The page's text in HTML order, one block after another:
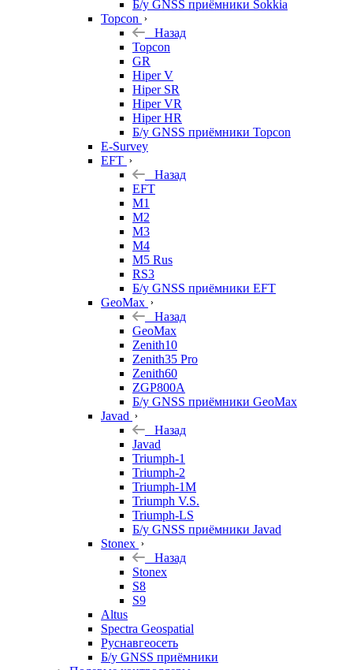
Б/у GNSS приёмники Sokkia
Topcon
Назад
Topcon
GR
Hiper V
Hiper SR
Hiper VR
Hiper HR
Б/у GNSS приёмники Topcon
E-Survey
EFT
Назад
EFT
M1
M2
M3
M4
M5 Rus
RS3
Б/у GNSS приёмники EFT
GeoMax
Назад
GeoMax
Zenith10
Zenith35 Pro
Zenith60
ZGP800A
Б/у GNSS приёмники GeoMax
Javad
Назад
Javad
Triumph-1
Triumph-2
Triumph-1M
Triumph V.S.
Triumph-LS
Б/у GNSS приёмники Javad
Stonex
Назад
Stonex
S8
S9
Altus
Spectra Geospatial
Руснавгеосеть
Б/у GNSS приёмники